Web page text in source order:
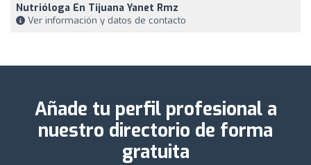
Nutrióloga En Tijuana Yanet Rmz
Ver información y datos de contacto
Añade tu perfil profesional a
nuestro directorio de forma
gratuita